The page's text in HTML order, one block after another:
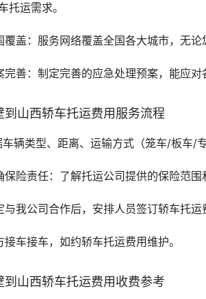
托运需求。
覆盖：服务网络覆盖全国各大城市，无论
完善：制定完善的应急处理预案，能应对
到山西轿车托运费用服务流程
车辆类型、距离、运输方式（笼车/板车/
保险责任：了解托运公司提供的保险范
与我公司合作后，安排人员签订轿车托运
接车接车，如约轿车托运费用维护。
到山西轿车托运费用收费参考